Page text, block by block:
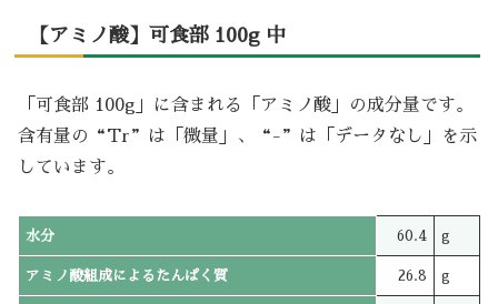
【アミノ酸】可食部 100g 中
「可食部 100g」に含まれる「アミノ酸」の成分量です。
含有量の“Tr”は「微量」、“-”は「データなし」を示
しています。
水分 60.4 g
アミノ酸組成によるたんぱく質 26.8 g